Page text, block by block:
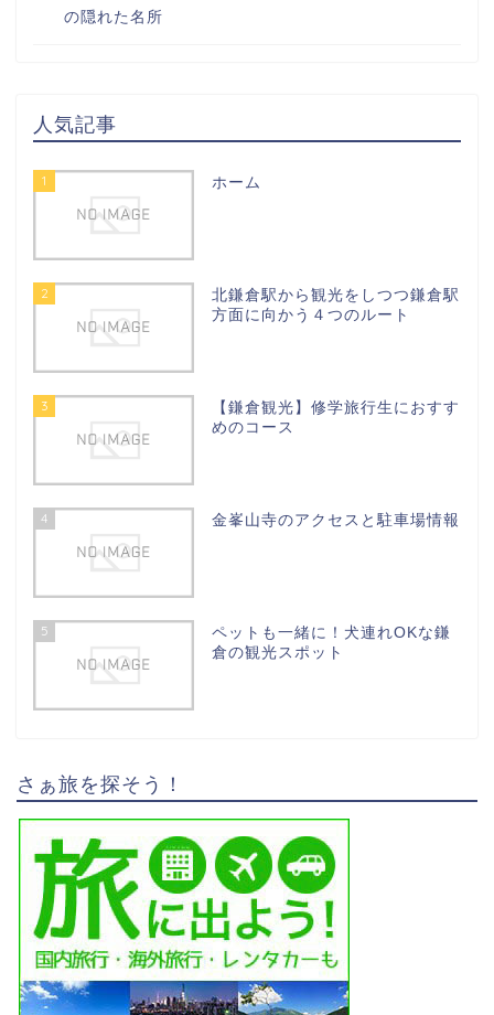
の隠れた名所
人気記事
1 ホーム
2
北鎌倉駅から観光をしつつ鎌倉駅
方面に向かう４つのルート
3
【鎌倉観光】修学旅行生におすす
めのコース
4 金峯山寺のアクセスと駐車場情報
5
ペットも一緒に！犬連れOKな鎌
倉の観光スポット
さぁ旅を探そう！